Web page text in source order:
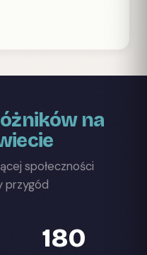
na
społeczności
przygód
180